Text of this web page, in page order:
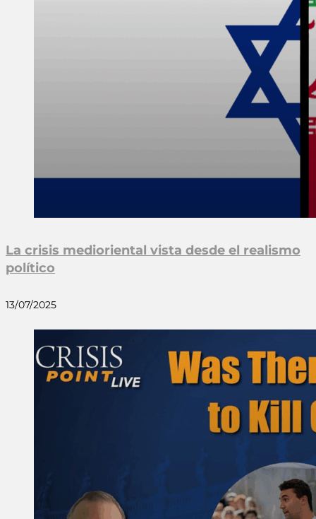
La crisis medioriental vista desde el realismo
político
13/07/2025